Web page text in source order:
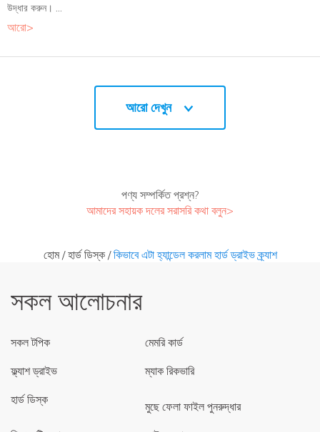
উদ্ধার করুন। ...
আরো>
আরো দেখুন
পণ্য সম্পর্কিত প্রশ্ন?
আমাদের সহায়ক দলের সরাসরি কথা বলুন>
হোম/হার্ড ডিস্ক/কিভাবে এটা হ্যান্ডেল করলাম হার্ড ড্রাইভ ক্র্যাশ
সকল আলোচনার
সকল টপিক
মেমরি কার্ড
ফ্ল্যাশ ড্রাইভ
ম্যাক রিকভারি
হার্ড ডিস্ক
মুছে ফেলা ফাইল পুনরুদ্ধার